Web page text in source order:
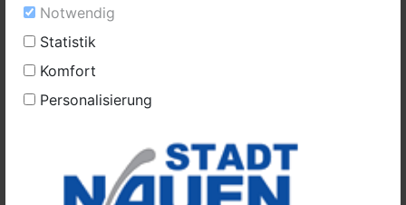
Notwendig
Statistik
Komfort
Personalisierung
„Was kann meine Gemeinde?“, „Konfliktmanagement“,
„Beteiligungsmethoden“ und „Projektentwicklung und
Management“.
aktuell vorhandene Projekte und Beispiele mit
einfließen und durchgespielt werden.